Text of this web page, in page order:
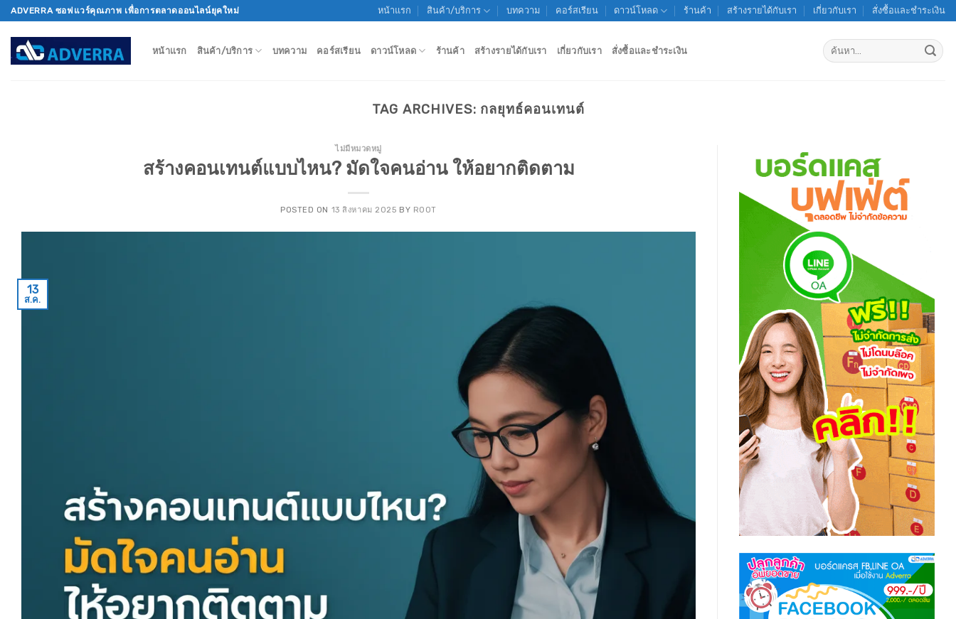
Skip
to
content
ADVERRA ซอฟแวร์คุณภาพ เพื่อการตลาดออนไลน์ยุคใหม่ หน้าแรก สินค้า/บริการ บทความ คอร์สเรียน ดาวน์โหลด ร้านค้า สร้างรายได้กับเรา เกี่ยวกับเรา สั่งซื้อและชำระเงิน
หน้าแรก สินค้า/บริการ บทความ คอร์สเรียน ดาวน์โหลด ร้านค้า สร้างรายได้กับเรา เกี่ยวกับเรา สั่งซื้อและชำระเงิน
ค้นหา:
TAG ARCHIVES: กลยุทธ์คอนเทนต์
ไม่มีหมวดหมู่
สร้างคอนเทนต์แบบไหน? มัดใจคนอ่าน ให้อยากติดตาม
POSTED ON 13 สิงหาคม 2025 BY ROOT
13
ส.ค.